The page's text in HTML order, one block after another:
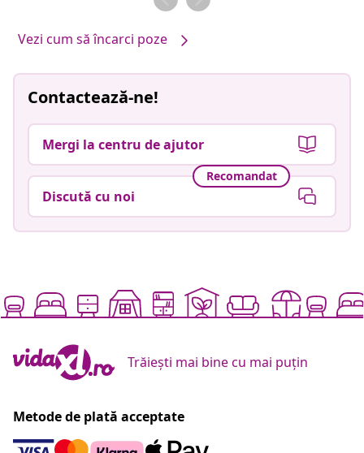
Vezi cum să încarci poze
Contactează-ne!
Mergi la centru de ajutor
Recomandat
Discută cu noi
Trăiești mai bine cu mai puțin
Metode de plată acceptate